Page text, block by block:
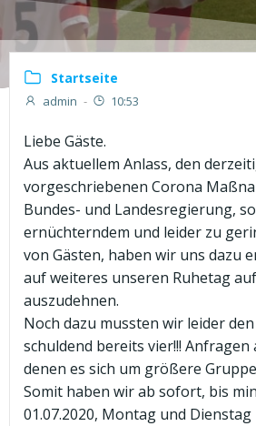
Startseite
admin - 10:53
Liebe Gäste.
Aus aktuellem Anlass, den
vorgeschriebenen Corona
Bundes- und Landesregierung,
ernüchterndem und leider zu
von Gästen, haben wir uns dazu
auf weiteres unseren Ruhetag
auszudehnen.
Noch dazu mussten wir leider
schuldend bereits vier!!! Anfragen
denen es sich um größere
Somit haben wir ab sofort, bis
01.07.2020, Montag und Dienstag